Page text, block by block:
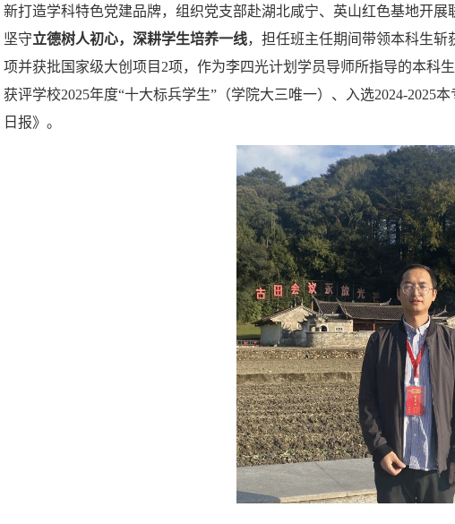
新打造学科特色党建品牌，组织党支部赴湖北咸宁、英山红色基地开
坚守立德树人初心，深耕学生培养一线， 担任班主任期间带领本科生斩
项并获批国家级大创项目 2项， 作为李四光计划学员导师所指导的本科生
获评学校2025年度“十大标兵学生” （学院大三唯一）、入选2024-2025本
日报》。